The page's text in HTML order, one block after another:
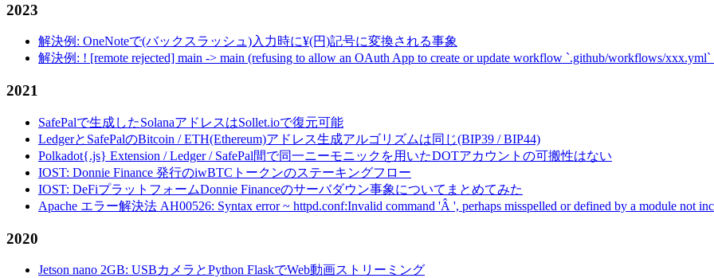
2023
解決例: OneNoteで(バックスラッシュ)入力時に¥(円)記号に変換される事象
解決例: ! [remote rejected] main -> main (refusing to allow an OAuth App to create or update workflow `.github/workflows/
2021
SafePalで生成したSolanaアドレスはSollet.ioで復元可能
LedgerとSafePalのBitcoin / ETH(Ethereum)アドレス生成アルゴリズムは同じ(BIP39 / BIP44)
Polkadot{.js} Extension / Ledger / SafePal間で同一ニーモニックを用いたDOTアカウントの可搬性はない
IOST: Donnie Finance 発行のiwBTCトークンのステーキングフロー
IOST: DeFiプラットフォームDonnie Financeのサーバダウン事象についてまとめてみた
Apache エラー解決法 AH00526: Syntax error ~ httpd.conf:Invalid command 'Â ', perhaps misspelled or defined by a module not
2020
Jetson nano 2GB: USBカメラとPython FlaskでWeb動画ストリーミング